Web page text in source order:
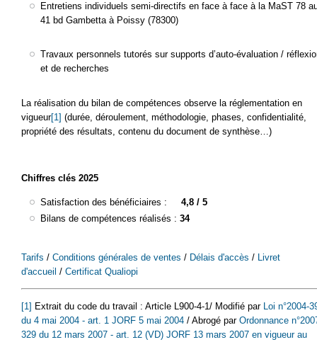
Entretiens individuels semi-directifs en face à face à la MaST 78
41 bd Gambetta à Poissy (78300)
Travaux personnels tutorés sur supports d’auto-évaluation /
et de recherches
La réalisation du bilan de compétences observe la réglementation en
vigueur[1] (durée, déroulement, méthodologie, phases, confidentialité,
propriété des résultats, contenu du document de synthèse…)
Chiffres clés 2025
Satisfaction des bénéficiaires : 4,8 / 5
Bilans de compétences réalisés : 34
Tarifs / Conditions générales de ventes / Délais d'accès /
Livret
d'accueil / Certificat Qualiopi
[1] Extrait du code du travail : Article L900-4-1/ Modifié par
Loi n°2004-
du 4 mai 2004 - art. 1 JORF 5 mai 2004 / Abrogé par Ordonnance
329 du 12 mars 2007 - art. 12 (VD) JORF 13 mars 2007 en vigueur au